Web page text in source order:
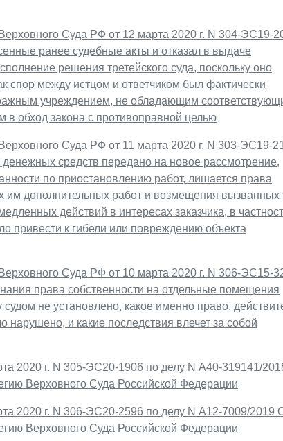
Суда РФ от 12 марта 2020 г. N 304-ЭС19-
ранее судебные акты и отказал в выдаче
решения третейского суда, поскольку оно
спор между истцом и ответчиком был фактически
учреждением, не обладающим
обход закона с противоправной целью
Суда РФ от 11 марта 2020 г. N 303-ЭС19-
средств передано на новое рассмотрение,
по приостановлению работ, лишается права
им дополнительных работ и возмещения вызванных
действий в интересах заказчика, в
привести к гибели или повреждению объекта
Суда РФ от 10 марта 2020 г. N 306-ЭС15-
права собственности на отдельные помещения
не установлено, какое именно право,
и какие последствия влечет за собой
2020 г. N 305-ЭС20-1906 по делу N А40-319141/
Верховного Суда Российской Федерации
2020 г. N 306-ЭС20-2596 по делу N А12-7009/2019
Верховного Суда Российской Федерации